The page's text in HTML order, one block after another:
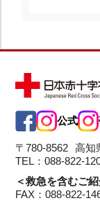
公式
〒780-8562
高知
TEL：088-822-
＜救急を含むご
FAX：088-822-